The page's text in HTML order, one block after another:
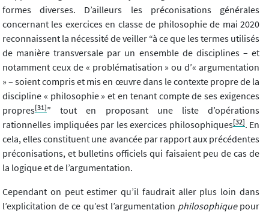
formes diverses. D’ailleurs les préconisations générales
concernant les exercices en classe de philosophie de mai 2020
reconnaissent la nécessité de veiller “à ce que les termes utilisés
de manière transversale par un ensemble de disciplines – et
notamment ceux de « problématisation » ou d’« argumentation
» – soient compris et mis en œuvre dans le contexte propre de la
discipline « philosophie » et en tenant compte de ses exigences
propres[31]” tout en proposant une liste d’opérations
rationnelles impliquées par les exercices philosophiques[32]. En
cela, elles constituent une avancée par rapport aux précédentes
préconisations, et bulletins officiels qui faisaient peu de cas de
la logique et de l’argumentation.
Cependant on peut estimer qu’il faudrait aller plus loin dans
l’explicitation de ce qu’est l’argumentation philosophiquepour